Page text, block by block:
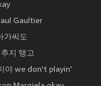
Gaultier
가씨도
지 탱고
야 we don't playin'